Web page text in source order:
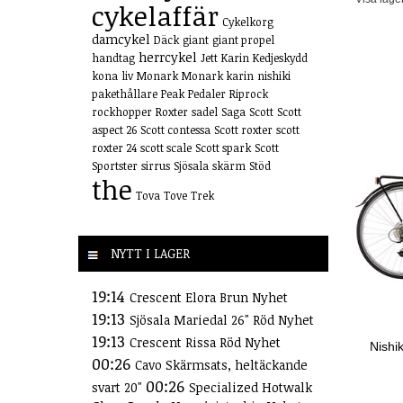
cykelaffär Cykelkorg
damcykel Däck giant giant propel
handtag herrcykel Jett Karin Kedjeskydd
kona liv Monark Monark karin nishiki
pakethållare Peak Pedaler Riprock
rockhopper Roxter sadel Saga Scott Scott
aspect 26 Scott contessa Scott roxter scott
roxter 24 scott scale Scott spark Scott
Sportster sirrus Sjösala skärm Stöd
the Tova Tove Trek
NYTT I LAGER
19:14 Crescent Elora Brun Nyhet
19:13 Sjösala Mariedal 26" Röd Nyhet
19:13 Crescent Rissa Röd Nyhet
00:26 Cavo Skärmsats, heltäckande
svart 20" 00:26 Specialized Hotwalk